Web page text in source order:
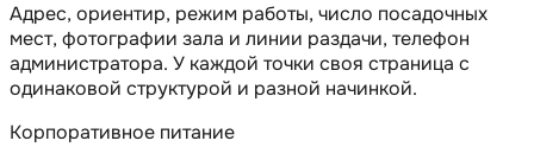
Адрес, ориентир, режим работы, число посадочных
мест, фотографии зала и линии раздачи, телефон
администратора. У каждой точки своя страница с
одинаковой структурой и разной начинкой.
Корпоративное питание